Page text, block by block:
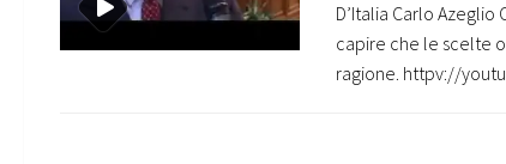
D’Italia Carlo
capire che le scelte
ragione. httpv://